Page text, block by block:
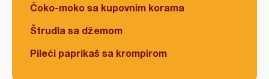
Čoko-moko sa kupovnim korama
Štrudla sa džemom
Pileći paprikaš sa krompirom